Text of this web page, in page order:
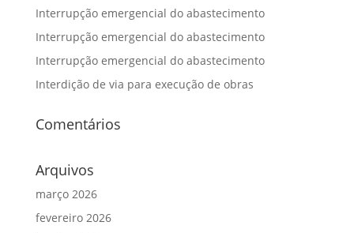
Interrupção emergencial do abastecimento
Interrupção emergencial do abastecimento
Interrupção emergencial do abastecimento
Interdição de via para execução de obras
Comentários
Arquivos
março 2026
fevereiro 2026